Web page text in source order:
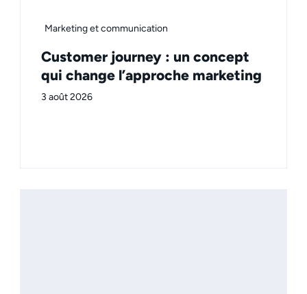
Marketing et communication
Customer journey : un concept
qui change l’approche marketing
3 août 2026